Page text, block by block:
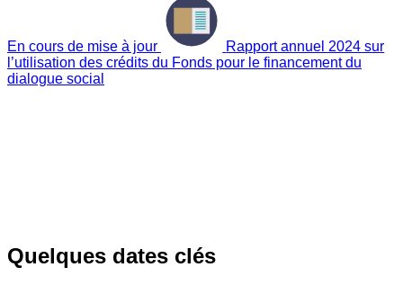
En cours de mise à jour
Rapport annuel 2024 sur
l’utilisation des crédits du Fonds pour le financement du
dialogue social
Quelques dates clés